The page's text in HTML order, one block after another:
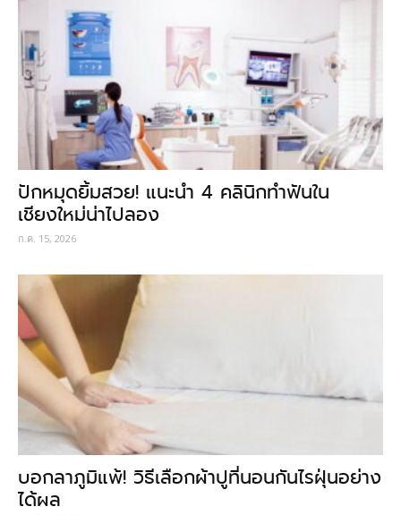
ปักหมุดยิ้มสวย! แนะนำ 4 คลินิกทำฟันใน
เชียงใหม่น่าไปลอง
ก.ค. 15, 2026
บอกลาภูมิแพ้! วิธีเลือกผ้าปูที่นอนกันไรฝุ่นอย่าง
ได้ผล